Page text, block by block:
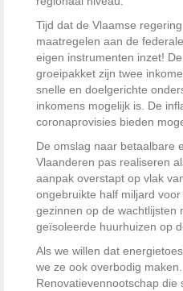
Tijd dat de Vlaamse
maatregelen aan de
eigen instrumenten inzet!
groeipakket zijn twee
snelle en doelgerichte
inkomens mogelijk is. De
coronaprovisies bieden
De omslag naar betaalbare
Vlaanderen pas realiseren
aanpak overstapt op vlak
ongebruikte half miljard
gezinnen op de wachtlijsten
geïsoleerde huurhuizen op
Als we willen dat
we ze ook overbodig
Renovatievennootschap die